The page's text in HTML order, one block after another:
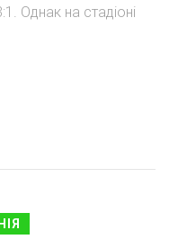
Однак на стадіоні